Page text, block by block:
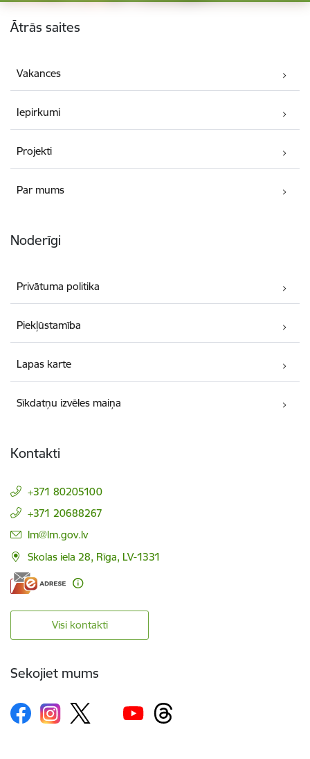
Kājene
Ātrās saites
Vakances
Iepirkumi
Projekti
Par mums
Noderīgi
Privātuma politika
Piekļūstamība
Lapas karte
Sīkdatņu izvēles maiņa
Kontakti
+371 80205100
+371 20688267
E-pasts:
lm@lm.gov.lv
Skolas iela 28, Rīga, LV-1331
Visi kontakti
Sekojiet mums